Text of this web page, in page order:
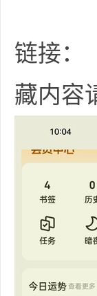
链接：
藏内容